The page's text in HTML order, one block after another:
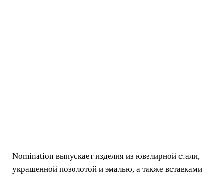
Nomination выпускает изделия из ювелирной стали,
украшенной позолотой и эмалью, а также вставками